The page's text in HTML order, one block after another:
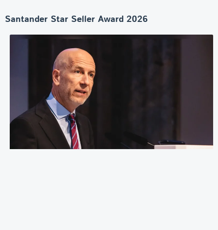
Santander Star Seller Award 2026